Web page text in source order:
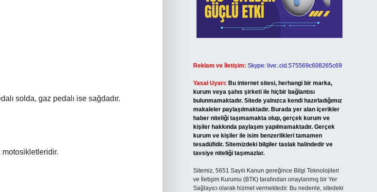
solda, gaz pedalı ise sağdadır.
Reklam ve İletişim: Skype: live:.cid.575569c608265c69
Yasal Uyarı: Bu internet sitesi, herhangi bir marka,
kurum veya şahıs şirketi ile hiçbir bağlantısı
bulunmamaktadır. Sitede yalnızca kendi hazırladığımız
makaleler paylaşılmaktadır. Burada yer alan içerikler
haber niteliği taşımamakta olup, gerçek kurum ve
kişiler hakkında paylaşım yapılmamaktadır. Gerçek
kurum ve kişiler ile isim benzerlikleri tamamen
tesadüfidir. Sitemizdeki bilgiler taslak halindedir ve
tavsiye niteliği taşımazlar.
Sitemiz, 5651 Sayılı Kanun gereğince Bilgi Teknolojileri
ve İletişim Kurumu (BTK) tarafından onaylanmış bir Yer
Sağlayıcı olarak hizmet vermektedir. Bu nedenle, sitedeki